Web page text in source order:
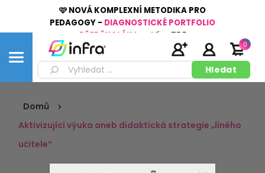
🩷 NOVÁ KOMPLEXNÍ METODIKA PRO
PEDAGOGY - DIAGNOSTICKÉ PORTFOLIO
PŘEDŠKOLÁKA
Více ZDE
0
Domů
Aktivizující výuka aneb didaktická strategie „líného
učitele“